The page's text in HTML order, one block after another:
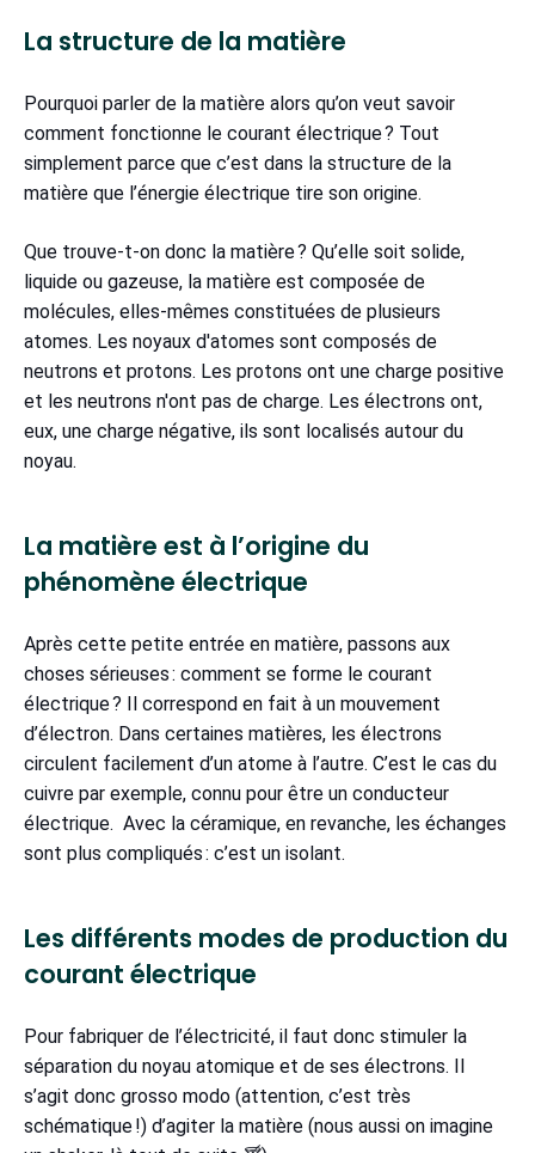
La structure de la matière
Pourquoi parler de la matière alors qu’on veut savoir
comment fonctionne le courant électrique ? Tout
simplement parce que c’est dans la structure de la
matière que l’énergie électrique tire son origine.
Que trouve-t-on donc la matière ? Qu’elle soit solide,
liquide ou gazeuse, la matière est composée de
molécules, elles-mêmes constituées de plusieurs
atomes. Les noyaux d'atomes sont composés de
neutrons et protons. Les protons ont une charge positive
et les neutrons n'ont pas de charge. Les électrons ont,
eux, une charge négative, ils sont localisés autour du
noyau.
La matière est à l’origine du
phénomène électrique
Après cette petite entrée en matière, passons aux
choses sérieuses : comment se forme le courant
électrique ? Il correspond en fait à un mouvement
d’électron. Dans certaines matières, les électrons
circulent facilement d’un atome à l’autre. C’est le cas du
cuivre par exemple, connu pour être un conducteur
électrique. Avec la céramique, en revanche, les échanges
sont plus compliqués : c’est un isolant.
Les différents modes de production du
courant électrique
Pour fabriquer de l’électricité, il faut donc stimuler la
séparation du noyau atomique et de ses électrons. Il
s’agit donc grosso modo (attention, c’est très
schématique !) d’agiter la matière (nous aussi on imagine